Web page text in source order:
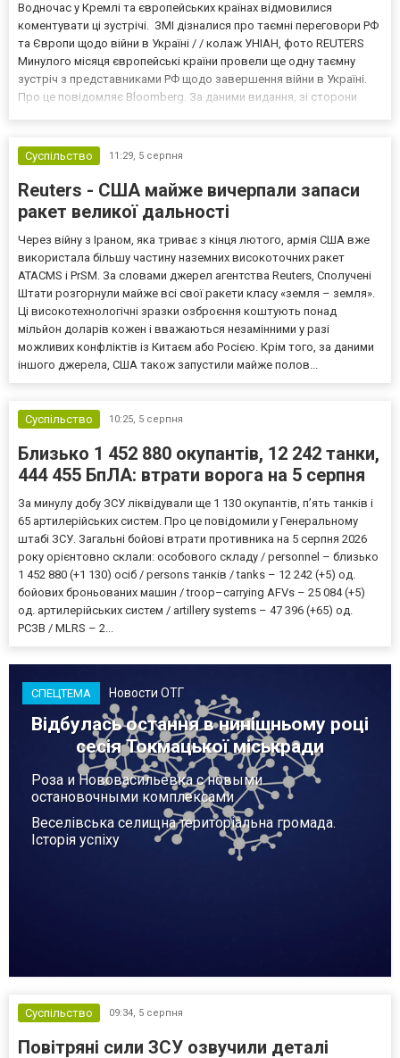
Водночас у Кремлі та європейських країнах відмовилися
коментувати ці зустрічі. ЗМІ дізналися про таємні переговори РФ
та Європи щодо війни в Україні / / колаж УНІАН, фото REUTERS
Минулого місяця європейські країни провели ще одну таємну
зустріч з представниками РФ щодо завершення війни в Україні.
Про це повідомляє Bloomberg. За даними видання, зі сторони
Суспільство
11:29, 5 серпня
Reuters - США майже вичерпали запаси
ракет великої дальності
Через війну з Іраном, яка триває з кінця лютого, армія США вже
використала більшу частину наземних високоточних ракет
ATACMS і PrSM. За словами джерел агентства Reuters, Сполучені
Штати розгорнули майже всі свої ракети класу «земля – земля».
Ці високотехнологічні зразки озброєння коштують понад
мільйон доларів кожен і вважаються незамінними у разі
можливих конфліктів із Китаєм або Росією. Крім того, за даними
іншого джерела, США також запустили майже полов...
Суспільство 10:25, 5 серпня
Близько 1 452 880 окупантів, 12 242 танки,
444 455 БпЛА: втрати ворога на 5 серпня
За минулу добу ЗСУ ліквідували ще 1 130 окупантів, пʼять танків і
65 артилерійських систем. Про це повідомили у Генеральному
штабі ЗСУ. Загальні бойові втрати противника на 5 серпня 2026
року орієнтовно склали: особового складу / personnel – близько
1 452 880 (+1 130) осіб / persons танків / tanks – 12 242 (+5) од.
бойових броньованих машин / troop–carrying AFVs – 25 084 (+5)
од. артилерійських систем / artillery systems – 47 396 (+65) од.
РСЗВ / MLRS – 2...
СПЕЦТЕМА Новости ОТГ
Відбулась остання в нинішньому році
сесія Токмацької міськради
Роза и Нововасильевка с новыми
остановочными комплексами
Веселівська селищна територіальна громада.
Історія успіху
Суспільство 09:34, 5 серпня
Повітряні сили ЗСУ озвучили деталі